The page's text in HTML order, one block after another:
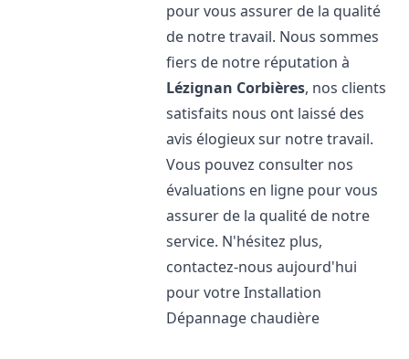
pour vous assurer de la qualité
de notre travail. Nous sommes
fiers de notre réputation à
Lézignan Corbières, nos clients
satisfaits nous ont laissé des
avis élogieux sur notre travail.
Vous pouvez consulter nos
évaluations en ligne pour vous
assurer de la qualité de notre
service. N'hésitez plus,
contactez-nous aujourd'hui
pour votre Installation
Dépannage chaudière